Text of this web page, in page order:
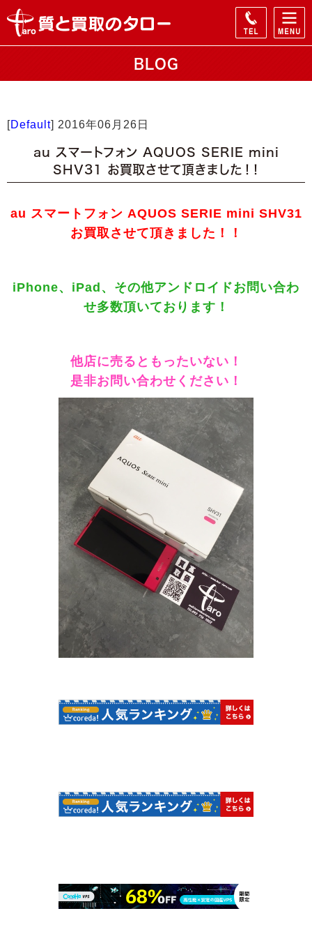
BLOG
[Default] 2016年06月26日
au スマートフォン AQUOS SERIE mini
SHV31 お買取させて頂きました！！
au スマートフォン AQUOS SERIE mini SHV31
お買取させて頂きました！！
iPhone、iPad、その他アンドロイドお問い合わ
せ多数頂いております！
他店に売るともったいない！
是非お問い合わせください！